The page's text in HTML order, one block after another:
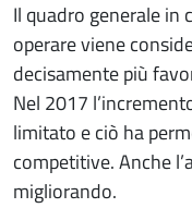
Il quadro generale in
operare viene
decisamente più
Nel 2017
limitato e ciò ha
competitive. Anche
migliorando.